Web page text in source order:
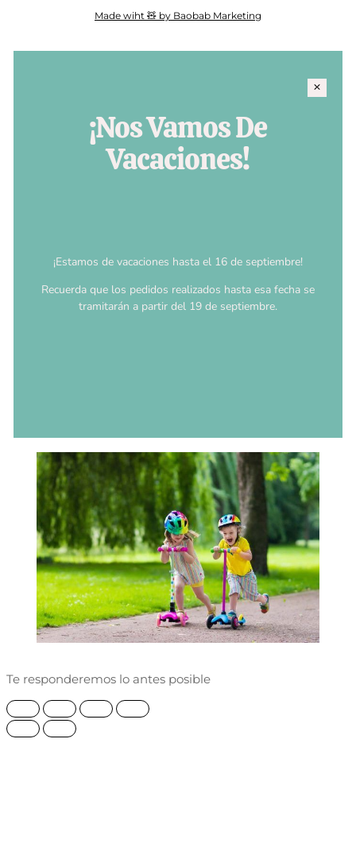
Made wiht 🧸 by Baobab Marketing
¡Nos Vamos De
Vacaciones!
¡Estamos de vacaciones hasta el 16 de septiembre!
Recuerda que los pedidos realizados hasta esa fecha se
tramitarán a partir del 19 de septiembre.
Te responderemos lo antes posible